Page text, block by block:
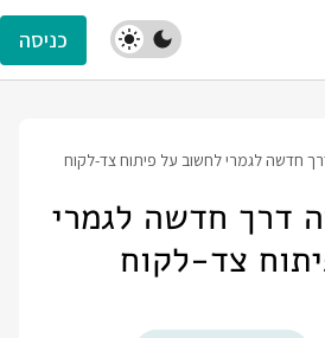
כניסה
חדשה לגמרי לחשוב על פיתוח צד-לקוח
דרך חדשה לגמרי
צד-לקוח